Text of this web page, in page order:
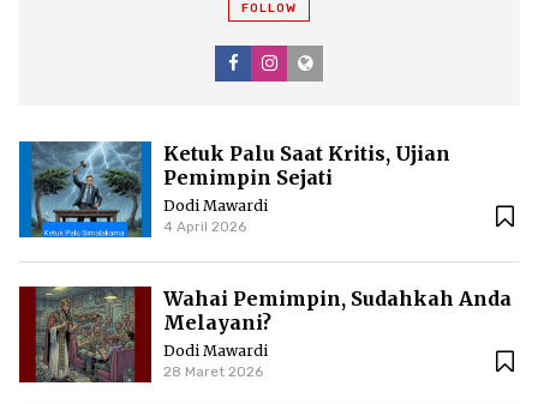
FOLLOW
Ketuk Palu Saat Kritis, Ujian
Pemimpin Sejati
Dodi Mawardi
4 April 2026
Wahai Pemimpin, Sudahkah Anda
Melayani?
Dodi Mawardi
28 Maret 2026